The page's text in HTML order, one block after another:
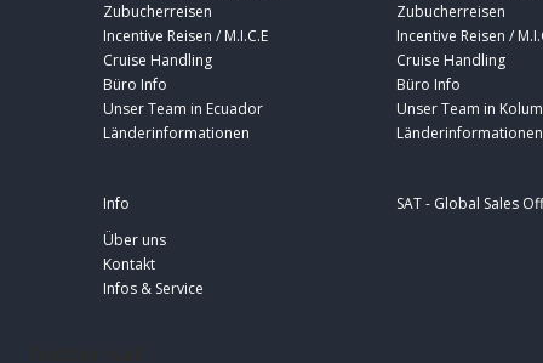
Zubucherreisen
Incentive Reisen / M.I.C.E
Cruise Handling
Büro Info
Unser Team in Ecuador
Länderinformationen
Zubucherreisen
Incentive Reisen /
Cruise Handling
Büro Info
Unser Team in
Länderinformationen
Info
Über uns
Kontakt
Infos & Service
SAT - Global Sales